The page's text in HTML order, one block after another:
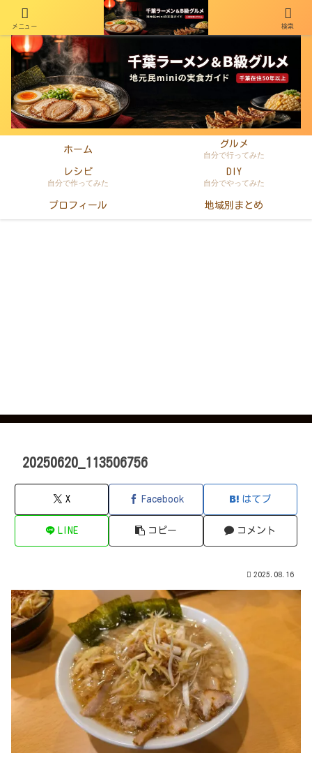
千葉在住50年以上のminiがラーメン・町中華・B級グルメを本音レビュー
ホーム
グルメ
自分で行ってみた
レシピ
自分で作ってみた
DIY
自分でやってみた
プロフィール 地域別まとめ
20250620_113506756
X Facebook はてブ
LINE コピー コメント
2025.08.16
メニュー 検索